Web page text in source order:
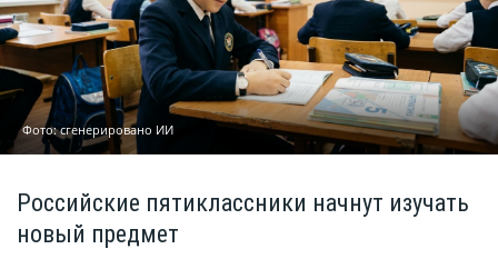
Фото: сгенерировано ИИ
Российские пятиклассники начнут изучать
новый предмет